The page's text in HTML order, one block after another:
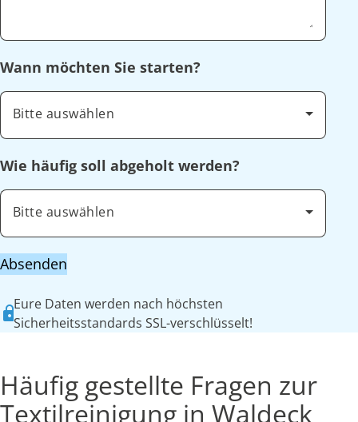
Wann möchten Sie starten?
Bitte auswählen
Wie häufig soll abgeholt werden?
Bitte auswählen
Absenden
Eure Daten werden nach höchsten
Sicherheitsstandards SSL-verschlüsselt!
Häufig gestellte Fragen zur
Textilreinigung in Waldeck